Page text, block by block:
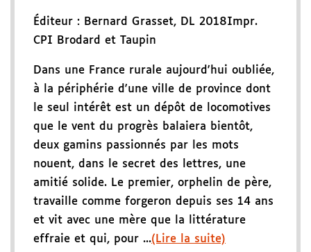
Éditeur : Bernard Grasset, DL 2018Impr.
CPI Brodard et Taupin
Dans une France rurale aujourd'hui oubliée,
à la périphérie d'une ville de province dont
le seul intérêt est un dépôt de locomotives
que le vent du progrès balaiera bientôt,
deux gamins passionnés par les mots
nouent, dans le secret des lettres, une
amitié solide. Le premier, orphelin de père,
travaille comme forgeron depuis ses 14 ans
et vit avec une mère que la littérature
effraie et qui, pour ...(Lire la suite)